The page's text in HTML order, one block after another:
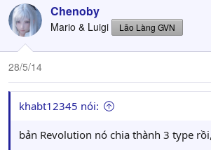
Chenoby
Mario & Luigi Lão Làng GVN
28/5/14
khabt12345 nói:
bản Revolution nó chia thành 3 type